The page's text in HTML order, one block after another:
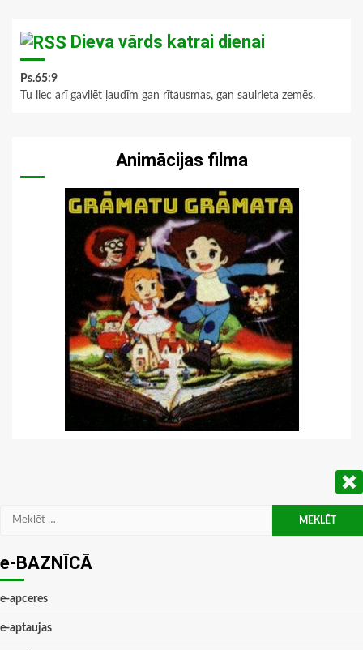
Dieva vārds katrai dienai
Ps.65:9
Tu liec arī gavilēt ļaudīm gan rītausmas, gan saulrieta zemēs.
Animācijas filma
Meklēt:
e-BAZNĪCĀ
e-apceres
e-aptaujas